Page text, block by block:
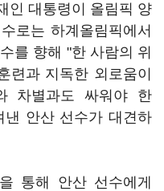
인 대통령이 올림픽 양
로는 하계올림픽에서
를 향해 "한 사람의 위
련과 지독한 외로움이
차별과도 싸워야 한
낸 안산 선수가 대견하
통해 안산 선수에게